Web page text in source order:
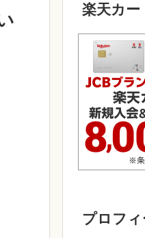
楽天カー
プロフ